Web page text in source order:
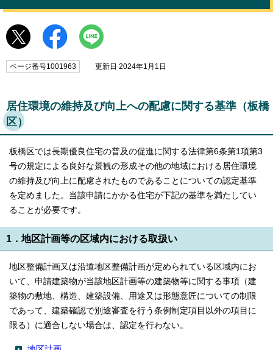
ページ番号1001963 更新日 2024年1月1日
居住環境の維持及び向上への配慮に関する基準（板橋
区）
板橋区では長期優良住宅の普及の促進に関する法律第6条第1項第3
号の規定による良好な景観の形成その他の地域における居住環境
の維持及び向上に配慮されたものであることについての認定基準
を定めました。当該申請にかかる住宅が下記の基準を満たしてい
ることが必要です。
1．地区計画等の区域内における取扱い
地区整備計画又は沿道地区整備計画が定められている区域内にお
いて、申請建築物が当該地区計画等の建築物等に関する事項（建
築物の敷地、構造、建築設備、用途又は形態意匠についての制限
であって、建築確認で別途審査を行う条例制定項目以外の項目に
限る）に適合しない場合は、認定を行わない。